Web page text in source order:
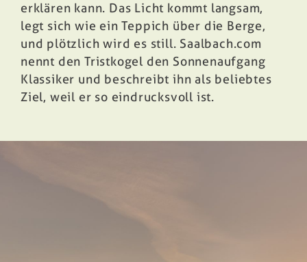
erklären kann. Das Licht kommt langsam,
legt sich wie ein Teppich über die Berge,
und plötzlich wird es still. Saalbach.com
nennt den Tristkogel den Sonnenaufgang
Klassiker und beschreibt ihn als beliebtes
Ziel, weil er so eindrucksvoll ist.